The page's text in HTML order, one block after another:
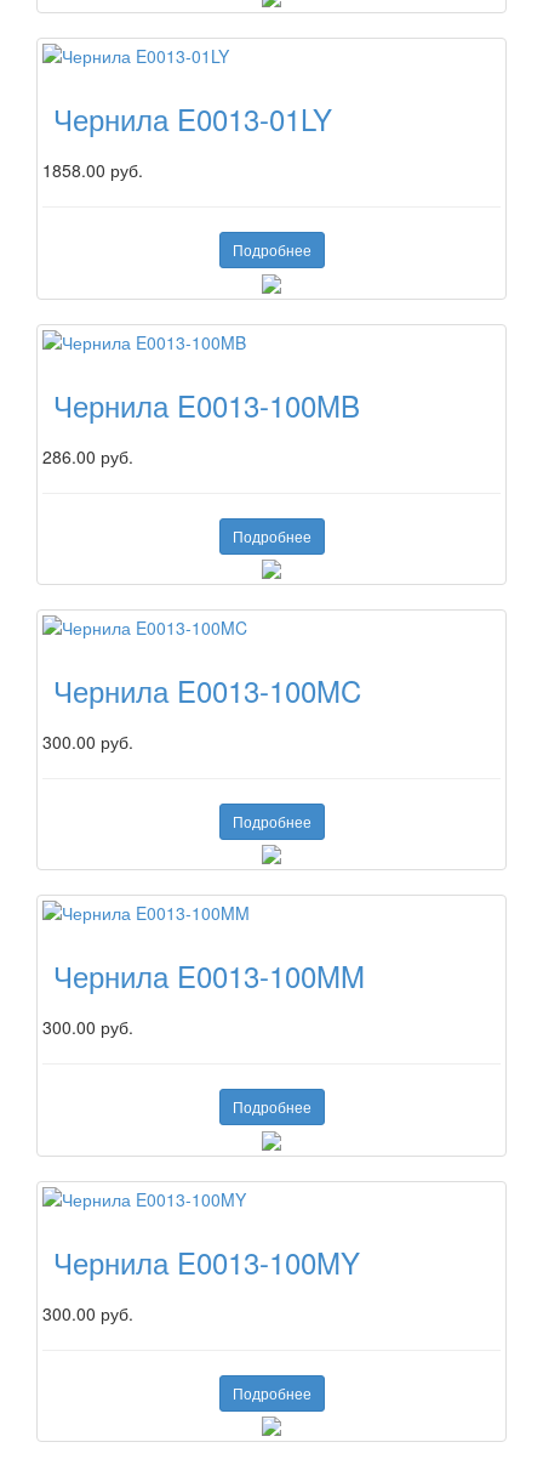
Чернила E0013-01LY
1858.00 руб.
Подробнее
Чернила E0013-100MB
286.00 руб.
Подробнее
Чернила E0013-100MC
300.00 руб.
Подробнее
Чернила E0013-100MM
300.00 руб.
Подробнее
Чернила E0013-100MY
300.00 руб.
Подробнее